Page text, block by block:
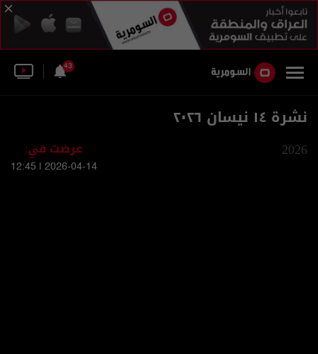
43
نشرة ١٤ نيسان ٢٠٢٦
2026 عرضت في:
2026-04-14 | 12:45